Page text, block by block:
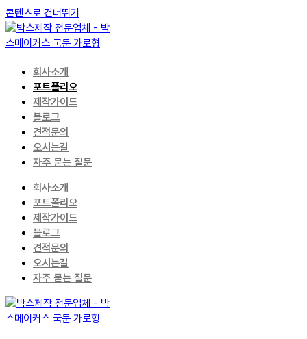
콘텐츠로 건너뛰기
회사소개
포트폴리오
제작가이드
블로그
견적문의
오시는길
자주 묻는 질문
회사소개
포트폴리오
제작가이드
블로그
견적문의
오시는길
자주 묻는 질문